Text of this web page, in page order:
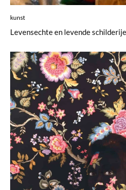
kunst
Levensechte en levende